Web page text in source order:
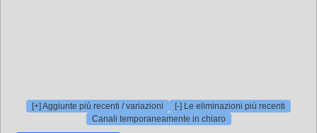
[+] Aggiunte più recenti / variazioni
[-] Le eliminazioni più recenti
Canali temporaneamente in chiaro